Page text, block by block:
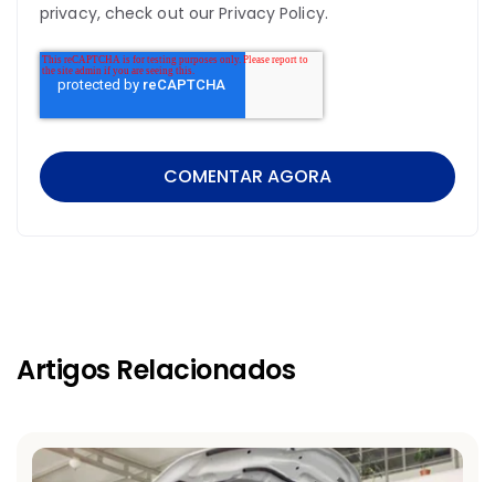
privacy, check out our Privacy Policy.
Artigos Relacionados